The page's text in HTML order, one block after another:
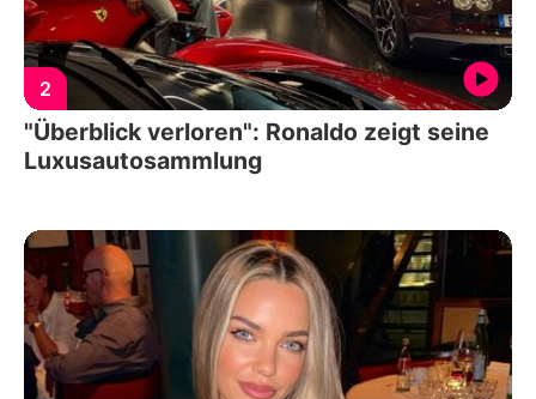
2
"Überblick verloren": Ronaldo zeigt seine
Luxusautosammlung